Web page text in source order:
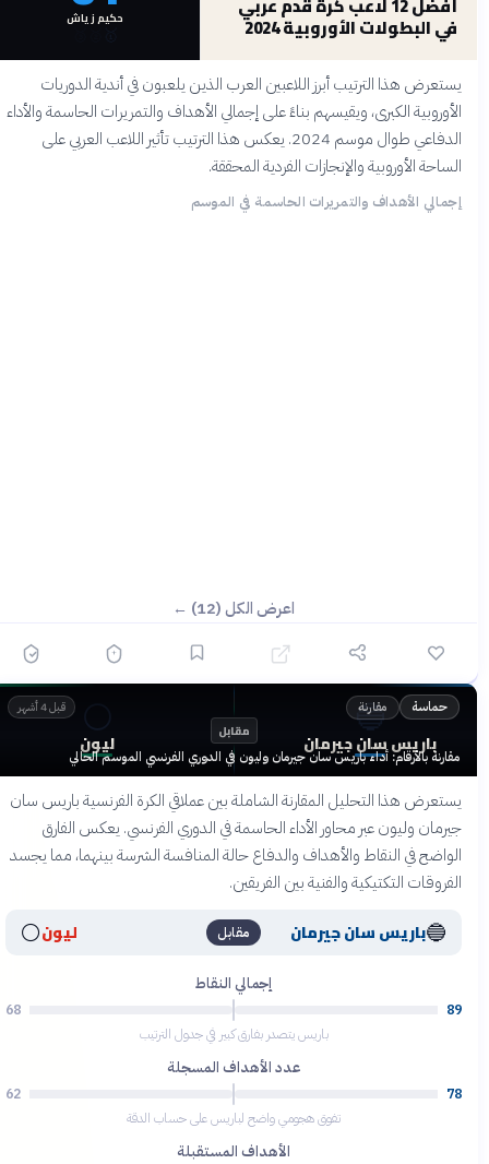
في البطولات الأوروبية 2024 حكيم زياش
يستعرض هذا الترتيب أبرز اللاعبين العرب الذين يلعبون في أندية الدوريات
الأوروبية الكبرى، ويقيسهم بناءً على إجمالي الأهداف والتمريرات الحاسمة والأداء
الدفاعي طوال موسم 2024. يعكس هذا الترتيب تأثير اللاعب العربي على
الساحة الأوروبية والإنجازات الفردية المحققة.
إجمالي الأهداف والتمريرات الحاسمة في الموسم
اعرض الكل (12) ←
حماسة مقارنة قبل 4 أشهر 🔵
باريس سان جيرمان مقابل ⚪
ليون
مقارنة بالأرقام: أداء باريس سان جيرمان وليون في الدوري الفرنسي الموسم الحالي
يستعرض هذا التحليل المقارنة الشاملة بين عملاقي الكرة الفرنسية باريس سان
جيرمان وليون عبر محاور الأداء الحاسمة في الدوري الفرنسي. يعكس الفارق
الواضح في النقاط والأهداف والدفاع حالة المنافسة الشرسة بينهما، مما يجسد
الفروقات التكتيكية والفنية بين الفريقين.
🔵باريس سان جيرمان مقابل ليون⚪
إجمالي النقاط
89
68
باريس يتصدر بفارق كبير في جدول الترتيب
عدد الأهداف المسجلة
78
62
تفوق هجومي واضح لباريس على حساب الدقة
الأهداف المستقبلة